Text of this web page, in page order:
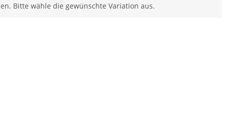
Bitte wähle die gewünschte Variation aus.